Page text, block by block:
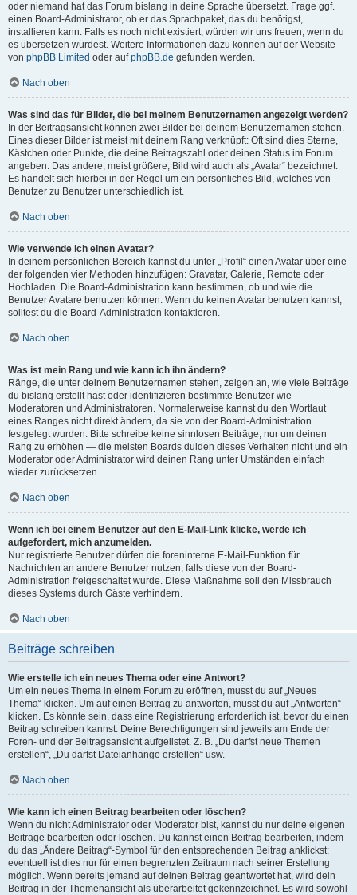
oder niemand hat das Forum bislang in deine Sprache übersetzt. Frage ggf.
einen Board-Administrator, ob er das Sprachpaket, das du benötigst,
installieren kann. Falls es noch nicht existiert, würden wir uns freuen, wenn du
es übersetzen würdest. Weitere Informationen dazu können auf der Website
von phpBB Limited oder aufphpBB.de gefunden werden.
Nach oben
Was sind das für Bilder, die bei meinem Benutzernamen angezeigt werden?
In der Beitragsansicht können zwei Bilder bei deinem Benutzernamen stehen.
Eines dieser Bilder ist meist mit deinem Rang verknüpft: Oft sind dies Sterne,
Kästchen oder Punkte, die deine Beitragszahl oder deinen Status im Forum
angeben. Das andere, meist größere, Bild wird auch als „Avatar“ bezeichnet.
Es handelt sich hierbei in der Regel um ein persönliches Bild, welches von
Benutzer zu Benutzer unterschiedlich ist.
Nach oben
Wie verwende ich einen Avatar?
In deinem persönlichen Bereich kannst du unter „Profil“ einen Avatar über eine
der folgenden vier Methoden hinzufügen: Gravatar, Galerie, Remote oder
Hochladen. Die Board-Administration kann bestimmen, ob und wie die
Benutzer Avatare benutzen können. Wenn du keinen Avatar benutzen kannst,
solltest du die Board-Administration kontaktieren.
Nach oben
Was ist mein Rang und wie kann ich ihn ändern?
Ränge, die unter deinem Benutzernamen stehen, zeigen an, wie viele Beiträge
du bislang erstellt hast oder identifizieren bestimmte Benutzer wie
Moderatoren und Administratoren. Normalerweise kannst du den Wortlaut
eines Ranges nicht direkt ändern, da sie von der Board-Administration
festgelegt wurden. Bitte schreibe keine sinnlosen Beiträge, nur um deinen
Rang zu erhöhen — die meisten Boards dulden dieses Verhalten nicht und ein
Moderator oder Administrator wird deinen Rang unter Umständen einfach
wieder zurücksetzen.
Nach oben
Wenn ich bei einem Benutzer auf den E-Mail-Link klicke, werde ich
aufgefordert, mich anzumelden.
Nur registrierte Benutzer dürfen die foreninterne E-Mail-Funktion für
Nachrichten an andere Benutzer nutzen, falls diese von der Board-
Administration freigeschaltet wurde. Diese Maßnahme soll den Missbrauch
dieses Systems durch Gäste verhindern.
Nach oben
Beiträge schreiben
Wie erstelle ich ein neues Thema oder eine Antwort?
Um ein neues Thema in einem Forum zu eröffnen, musst du auf „Neues
Thema“ klicken. Um auf einen Beitrag zu antworten, musst du auf „Antworten“
klicken. Es könnte sein, dass eine Registrierung erforderlich ist, bevor du einen
Beitrag schreiben kannst. Deine Berechtigungen sind jeweils am Ende der
Foren- und der Beitragsansicht aufgelistet. Z. B. „Du darfst neue Themen
erstellen“, „Du darfst Dateianhänge erstellen“ usw.
Nach oben
Wie kann ich einen Beitrag bearbeiten oder löschen?
Wenn du nicht Administrator oder Moderator bist, kannst du nur deine eigenen
Beiträge bearbeiten oder löschen. Du kannst einen Beitrag bearbeiten, indem
du das „Ändere Beitrag“-Symbol für den entsprechenden Beitrag anklickst;
eventuell ist dies nur für einen begrenzten Zeitraum nach seiner Erstellung
möglich. Wenn bereits jemand auf deinen Beitrag geantwortet hat, wird dein
Beitrag in der Themenansicht als überarbeitet gekennzeichnet. Es wird sowohl